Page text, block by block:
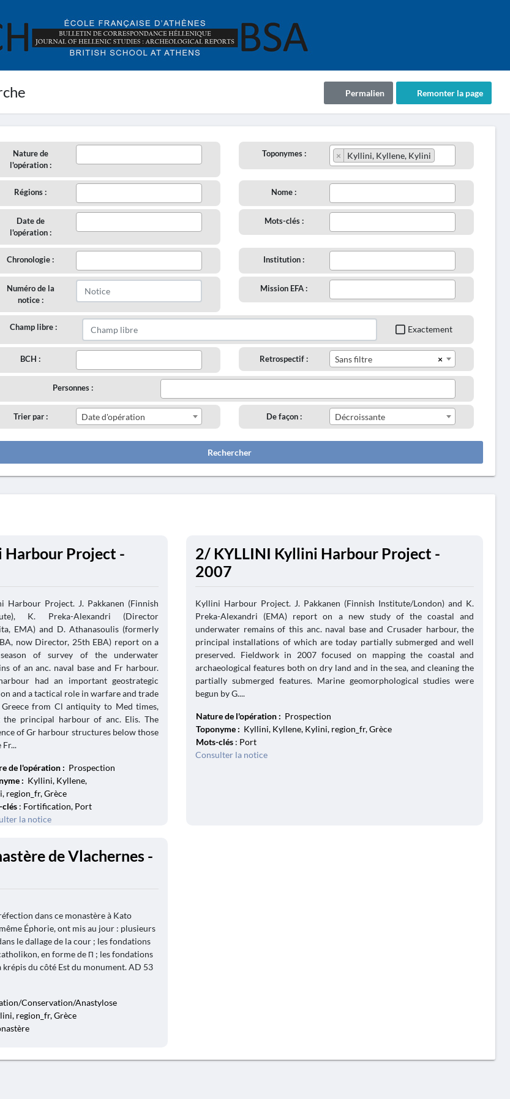
Remonter la page
Permalien
Nature de
l'opération :
Toponymes : × Kyllini, Kyllene, Kylini
Régions : Nome :
Date de
l'opération :
Mots-clés :
Chronologie : Institution :
Numéro de la
notice :
Mission EFA :
Champ libre : Exactement
BCH : Retrospectif : ×
Sans filtre
Personnes :
Trier par : Date d'opération De façon : Décroissante
Rechercher
Project -
Harbour Project. J. Pakkanen (Finnish
K. Preka-Alexandri (Director
EMA) and D. Athanasoulis (formerly
now Director, 25th EBA) report on a
of survey of the underwater
of an anc. naval base and Fr harbour.
had an important geostrategic
and a tactical role in warfare and trade
from Cl antiquity to Med times,
the principal harbour of anc. Elis. The
of Gr harbour structures below those
Fr...
de l'opération : Prospection
: Kyllini, Kyllene,
region_fr, Grèce
: Fortification, Port
la notice
2/ KYLLINI Kyllini Harbour Project -
2007
Kyllini Harbour Project. J. Pakkanen (Finnish Institute/London) and K.
Preka-Alexandri (EMA) report on a new study of the coastal and
underwater remains of this anc. naval base and Crusader harbour, the
principal installations of which are today partially submerged and well
preserved. Fieldwork in 2007 focused on mapping the coastal and
archaeological features both on dry land and in the sea, and cleaning the
partially submerged features. Marine geomorphological studies were
begun by G....
Nature de l'opération : Prospection
Toponyme : Kyllini, Kyllene, Kylini, region_fr, Grèce
Mots-clés : Port
Consulter la notice
de Vlachernes -
dans ce monastère à Kato
Éphorie, ont mis au jour : plusieurs
le dallage de la cour ; les fondations
en forme de Π ; les fondations
du côté Est du monument. AD 53
Conservation/Anastylose
region_fr, Grèce